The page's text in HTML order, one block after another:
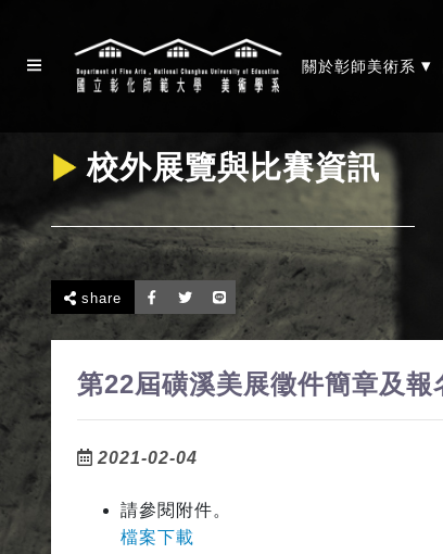
關於彰師美術系 ▾
校外展覽與比賽資訊
share
第22屆磺溪美展徵件簡章及報
2021-02-04
請參閱附件。
檔案下載